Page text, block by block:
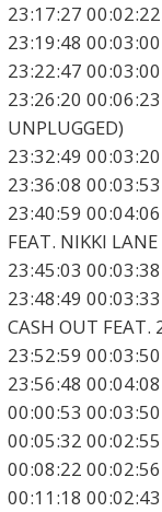
23:17:27 00:02:22
23:19:48 00:03:00
23:22:47 00:03:00
23:26:20 00:06:23
UNPLUGGED)
23:32:49 00:03:20
23:36:08 00:03:53
23:40:59 00:04:06
FEAT. NIKKI LANE
23:45:03 00:03:38
23:48:49 00:03:33
CASH OUT FEAT.
23:52:59 00:03:50
23:56:48 00:04:08
00:00:53 00:03:50
00:05:32 00:02:55
00:08:22 00:02:56
00:11:18 00:02:43